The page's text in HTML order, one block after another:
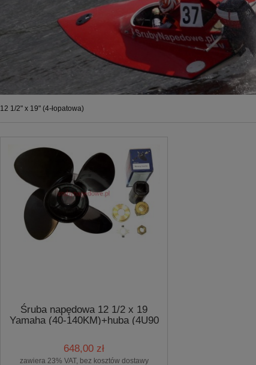
12 1/2" x 19" (4-łopatowa)
Śruba napędowa 12 1/2 x 19
Yamaha (40-140KM)+huba (4U90
648,00 zł
zawiera 23% VAT, bez kosztów dostawy